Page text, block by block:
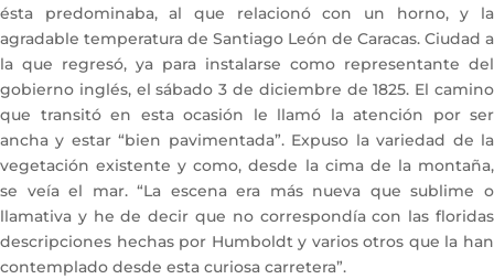
ésta predominaba, al que relacionó con un horno, y la
agradable temperatura de Santiago León de Caracas. Ciudad a
la que regresó, ya para instalarse como representante del
gobierno inglés, el sábado 3 de diciembre de 1825. El camino
que transitó en esta ocasión le llamó la atención por ser
ancha y estar “bien pavimentada”. Expuso la variedad de la
vegetación existente y como, desde la cima de la montaña,
se veía el mar. “La escena era más nueva que sublime o
llamativa y he de decir que no correspondía con las floridas
descripciones hechas por Humboldt y varios otros que la han
contemplado desde esta curiosa carretera”.